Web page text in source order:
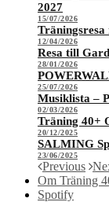
2027
15/07/2026
12/04/2026
Resa till
28/01/2026
25/07/2026
Musiklista –
02/03/2026
Träning 40+
20/12/2025
SALMING
23/06/2025
Previous
Om Träning
Spotify